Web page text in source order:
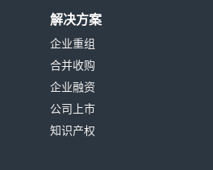
解决方案
企业重组
合并收购
企业融资
公司上市
知识产权